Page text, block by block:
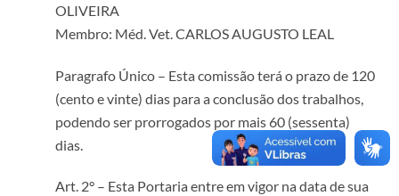
OLIVEIRA
Membro: Méd. Vet. CARLOS AUGUSTO LEAL
Paragrafo Único – Esta comissão terá o prazo de 120
(cento e vinte) dias para a conclusão dos trabalhos,
podendo ser prorrogados por mais 60 (sessenta)
dias.
Art. 2° – Esta Portaria entre em vigor na data de sua